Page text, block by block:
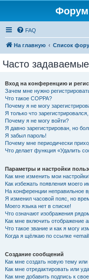
FAQ
На главную Список
Часто
Вход на конференцию и
Зачем мне нужно
Что такое COPPA?
Почему я не могу
Я только что
Почему я не могу войти?
Я давно зарегистрирован, но
Я забыл пароль!
Почему мне периодически
Что делает функция «Удалить
Параметры и настройки
Как мне изменить мои
Как избежать появления моего
На конференции неправильное
Я изменил часовой пояс, но
Моего языка нет в списке!
Что означают изображения
Как мне включить отображение
Что такое звание и как я могу
Когда я щёлкаю по ссылке
Создание сообщений
Как мне создать новую тему
Как мне отредактировать или
Как мне добавить подпись к